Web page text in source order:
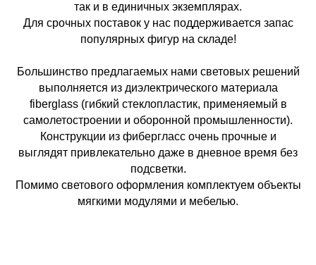
так и в единичных экземплярах.
Для срочных поставок у нас поддерживается запас
популярных фигур на складе!
Большинство предлагаемых нами световых решений
выполняется из диэлектрического материала
fiberglass (гибкий стеклопластик, применяемый в
самолетостроении и оборонной промышленности).
Конструкции из фибергласс очень прочные и
выглядят привлекательно даже в дневное время без
подсветки.
Помимо светового оформления комплектуем объекты
мягкими модулями и мебелью.